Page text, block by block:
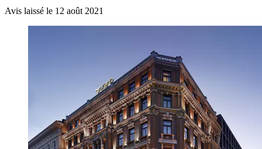
Avis laissé le 12 août 2021